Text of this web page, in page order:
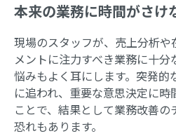
本来の業務に時間がさけ
現場のスタッフが、売上分析
メントに注力すべき業務に十分
悩みもよく耳にします。突発的
に追われ、重要な意思決定に時
ことで、結果として業務改善
恐れもあります。